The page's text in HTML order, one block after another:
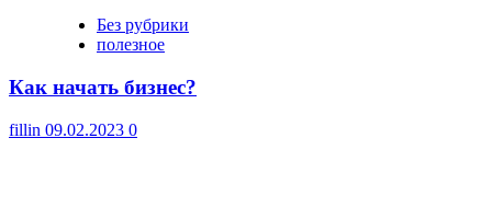
Без рубрики
полезное
Как начать бизнес?
fillin 09.02.2023 0